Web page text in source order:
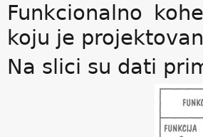
Funkcionalno
koju je
Na slici su dati